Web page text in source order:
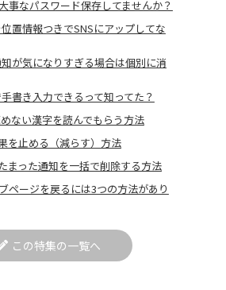
事なパスワード保存してませんか？
置情報つきでSNSにアップしてな
が気になりすぎる場合は個別に消
書き入力できるって知ってた？
ない漢字を読んでもらう方法
を止める（減らす）方法
まった通知を一括で削除する方法
ページを戻るには3つの方法があり
この特集の一覧へ